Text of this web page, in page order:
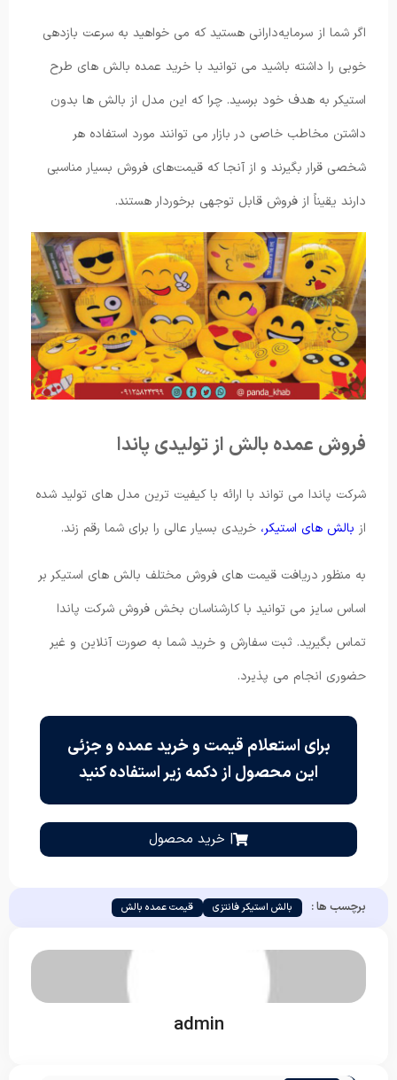
اگر شما از سرمایه‌دارانی هستید که می خواهید به سرعت بازدهی
خوبی را داشته باشید می توانید با خرید عمده بالش های طرح
استیکر به هدف خود برسید. چرا که این مدل از بالش ها بدون
داشتن مخاطب خاصی در بازار می ‌توانند مورد استفاده هر
شخصی قرار بگیرند و از آنجا که قیمت‌های فروش بسیار مناسبی
دارند یقیناً از فروش قابل توجهی برخوردار هستند.
فروش عمده بالش از تولیدی پاندا
شرکت پاندا می تواند با ارائه با کیفیت ترین مدل های تولید شده
از بالش های استیکر، خریدی بسیار عالی را برای شما رقم زند.
به منظور دریافت قیمت های فروش مختلف بالش های استیکر بر
اساس سایز می توانید با کارشناسان بخش فروش شرکت پاندا
تماس بگیرید. ثبت سفارش و خرید شما به صورت آنلاین و غیر
حضوری انجام می پذیرد.
برای استعلام قیمت و خرید عمده و جزئی
این محصول از دکمه زیر استفاده کنید
| خرید محصول
برچسب ها : بالش استیکر فانتزی قیمت عمده بالش
admin